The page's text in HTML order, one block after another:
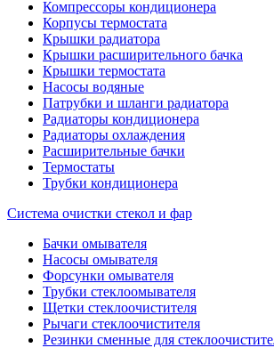
Компрессоры кондиционера
Корпусы термостата
Крышки радиатора
Крышки расширительного бачка
Крышки термостата
Насосы водяные
Патрубки и шланги радиатора
Радиаторы кондиционера
Радиаторы охлаждения
Расширительные бачки
Термостаты
Трубки кондиционера
Система очистки стекол и фар
Бачки омывателя
Насосы омывателя
Форсунки омывателя
Трубки стеклоомывателя
Щетки стеклоочистителя
Рычаги стеклоочистителя
Резинки сменные для